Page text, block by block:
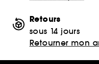
Retours
sous 14 jours
Retourner mon